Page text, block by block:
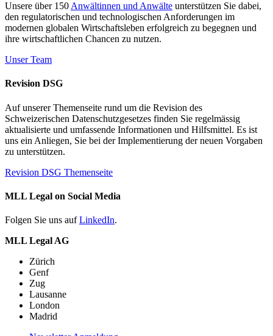
Unsere über 150 Anwältinnen und Anwälte unterstützen Sie dabei,
den regulatorischen und technologischen Anforderungen im
modernen globalen Wirtschaftsleben erfolgreich zu begegnen und
ihre wirtschaftlichen Chancen zu nutzen.
Unser Team
Revision DSG
Auf unserer Themenseite rund um die Revision des
Schweizerischen Datenschutzgesetzes finden Sie regelmässig
aktualisierte und umfassende Informationen und Hilfsmittel. Es ist
uns ein Anliegen, Sie bei der Implementierung der neuen Vorgaben
zu unterstützen.
Revision DSG Themenseite
MLL Legal on Social Media
Folgen Sie uns aufLinkedIn.
MLL Legal AG
Zürich
Genf
Zug
Lausanne
London
Madrid